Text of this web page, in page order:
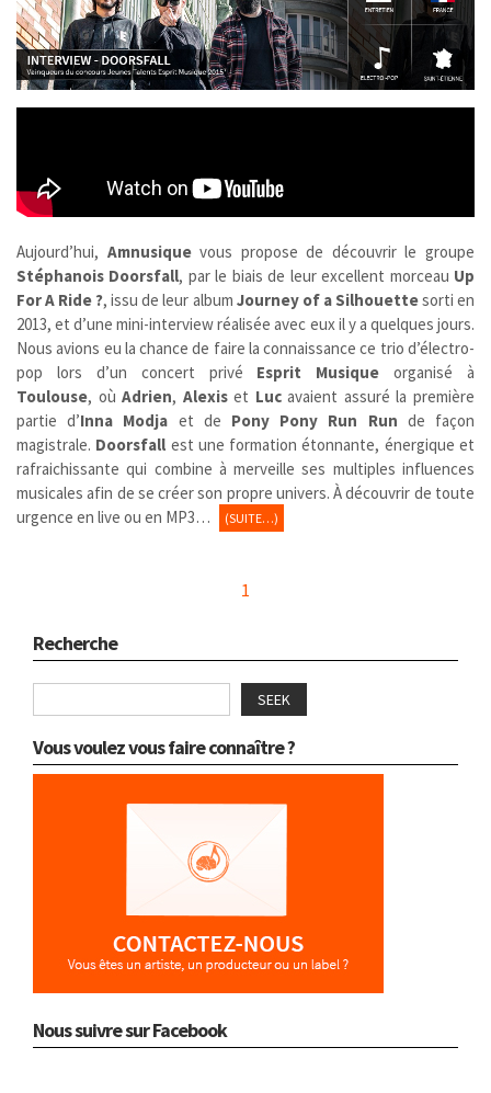
Aujourd’hui, Amnusiquevous propose de découvrir le groupe
Stéphanois Doorsfall, par le biais de leur excellent morceau Up
For A Ride ?, issu de leur album Journey of a Silhouettesorti en
2013, et d’une mini-interview réalisée avec eux il y a quelques jours.
Nous avions eu la chance de faire la connaissance ce trio d’électro-
pop lors d’un concert privé Esprit Musique organisé à
Toulouse, oùAdrien, Alexiset Lucavaient assuré la première
partie d’Inna Modja et de Pony Pony Run Run de façon
magistrale. Doorsfall est une formation étonnante, énergique et
rafraichissante qui combine à merveille ses multiples influences
musicales afin de se créer son propre univers. À découvrir de toute
urgence en live ou en MP3…
(SUITE…)
1
Recherche
SEEK
Vous voulez vous faire connaître ?
Nous suivre sur Facebook